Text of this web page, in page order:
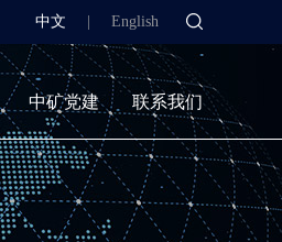
中文 English
中矿党建 联系我们